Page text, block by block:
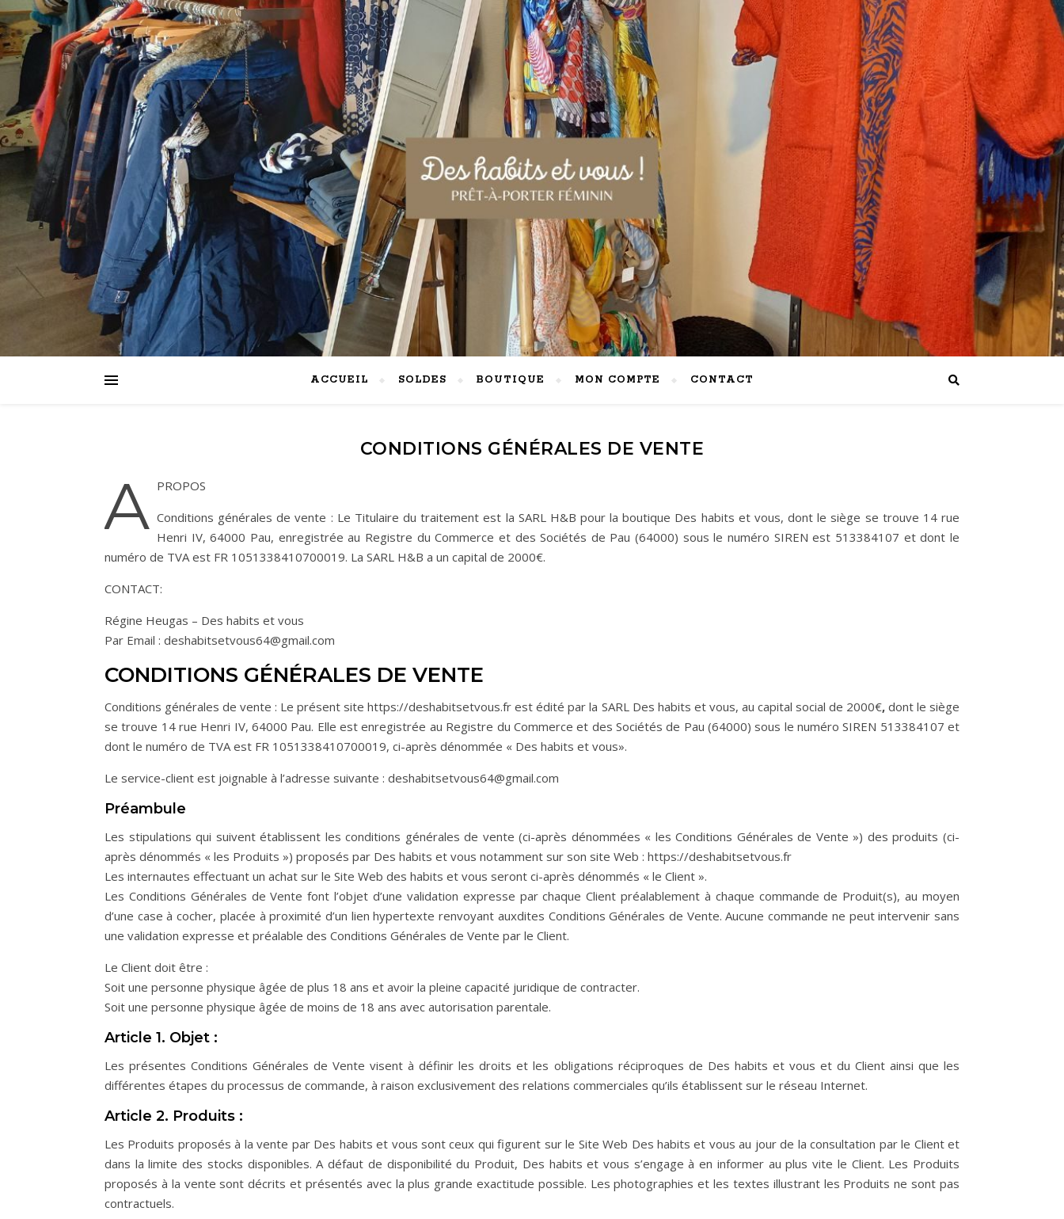
ACCUEIL SOLDES BOUTIQUE MON COMPTE CONTACT
CONDITIONS GÉNÉRALES DE VENTE
A PROPOS
Conditions générales de vente : Le Titulaire du traitement est la SARL H&B pour la boutique Des habits et vous, dont le siège se trouve 14 rue
Henri IV, 64000 Pau, enregistrée au Registre du Commerce et des Sociétés de Pau (64000) sous le numéro SIREN est 513384107 et dont le
numéro de TVA est FR 1051338410700019. La SARL H&B a un capital de 2000€.
CONTACT:
Régine Heugas – Des habits et vous
Par Email : deshabitsetvous64@gmail.com
CONDITIONS GÉNÉRALES DE VENTE
Conditions générales de vente : Le présent site https://deshabitsetvous.fr est édité par la SARL Des habits et vous, au capital social de 2000€,dont le siège
se trouve 14 rue Henri IV, 64000 Pau. Elle est enregistrée au Registre du Commerce et des Sociétés de Pau (64000) sous le numéro SIREN 513384107 et
dont le numéro de TVA est FR 1051338410700019, ci-après dénommée « Des habits et vous».
Le service-client est joignable à l’adresse suivante : deshabitsetvous64@gmail.com
Préambule
Les stipulations qui suivent établissent les conditions générales de vente (ci-après dénommées « les Conditions Générales de Vente ») des produits (ci-
après dénommés « les Produits ») proposés par Des habits et vous notamment sur son site Web : https://deshabitsetvous.fr
Les internautes effectuant un achat sur le Site Web des habits et vous seront ci-après dénommés « le Client ».
Les Conditions Générales de Vente font l’objet d’une validation expresse par chaque Client préalablement à chaque commande de Produit(s), au moyen
d’une case à cocher, placée à proximité d’un lien hypertexte renvoyant auxdites Conditions Générales de Vente. Aucune commande ne peut intervenir sans
une validation expresse et préalable des Conditions Générales de Vente par le Client.
Le Client doit être :
Soit une personne physique âgée de plus 18 ans et avoir la pleine capacité juridique de contracter.
Soit une personne physique âgée de moins de 18 ans avec autorisation parentale.
Article 1. Objet :
Les présentes Conditions Générales de Vente visent à définir les droits et les obligations réciproques de Des habits et vous et du Client ainsi que les
différentes étapes du processus de commande, à raison exclusivement des relations commerciales qu’ils établissent sur le réseau Internet.
Article 2. Produits :
Les Produits proposés à la vente par Des habits et vous sont ceux qui figurent sur le Site Web Des habits et vous au jour de la consultation par le Client et
dans la limite des stocks disponibles. A défaut de disponibilité du Produit, Des habits et vous s’engage à en informer au plus vite le Client. Les Produits
proposés à la vente sont décrits et présentés avec la plus grande exactitude possible. Les photographies et les textes illustrant les Produits ne sont pas
contractuels.